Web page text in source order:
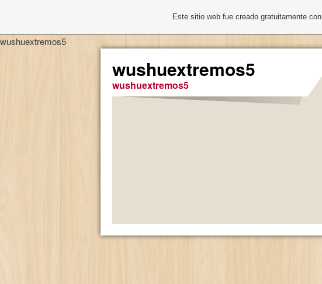
wushuextremos5
wushuextremos5
wushuextremos5
Este sitio web fue creado gratuitamente con